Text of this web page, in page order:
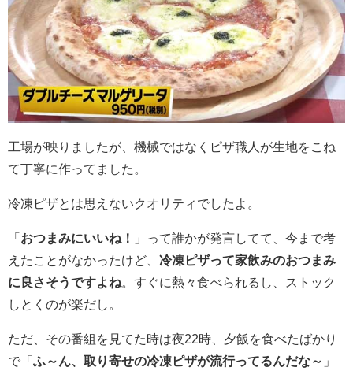
工場が映りましたが、機械ではなくピザ職人が生地をこね
て丁寧に作ってました。
冷凍ピザとは思えないクオリティでしたよ。
「 おつまみにいいね！
」って誰かが発言してて、今まで考
えたことがなかったけど、 冷凍ピザって家飲みのおつまみ
に良さそうですよね 。すぐに熱々食べられるし、ストック
しとくのが楽だし。
ただ、その番組を見てた時は夜22時、夕飯を食べたばかり
で「 ふ～ん、取り寄せの冷凍ピザが流行ってるんだな～ 」